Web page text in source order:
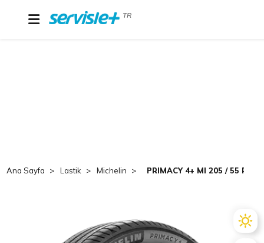
TR
Ana Sayfa Lastik Michelin PRIMACY 4+ MI 205 / 55 R 16